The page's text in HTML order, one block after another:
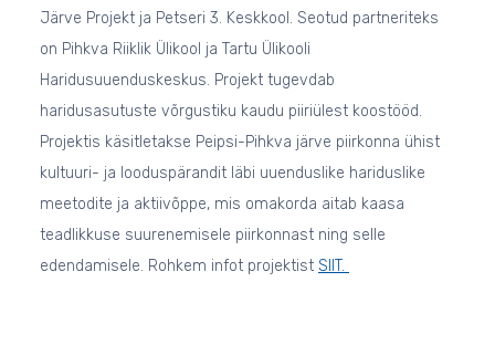
Järve Projekt ja Petseri 3. Keskkool. Seotud partneriteks
on Pihkva Riiklik Ülikool ja Tartu Ülikooli
Haridusuuenduskeskus. Projekt tugevdab
haridusasutuste võrgustiku kaudu piiriülest koostööd.
Projektis käsitletakse Peipsi-Pihkva järve piirkonna ühist
kultuuri- ja looduspärandit läbi uuenduslike hariduslike
meetodite ja aktiivõppe, mis omakorda aitab kaasa
teadlikkuse suurenemisele piirkonnast ning selle
edendamisele. Rohkem infot projektist SIIT.